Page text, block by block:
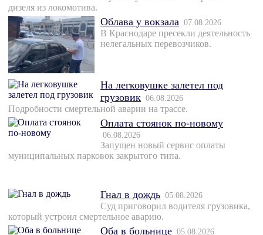
дизеля из локомотива.
Облава у вокзала 07.08.2026
В Краснодаре пресекли деятельность
нелегальных перевозчиков.
На легковушке залетел под
грузовик 06.08.2026
Подробности смертельной аварии на трассе.
Оплата стоянок по-новому
06.08.2026
Запущен новый сервис оплаты
муниципальных парковок закрытого типа.
Гнал в дождь 05.08.2026
Суд приговорил водителя грузовика,
который устроил смертельное аварию.
Оба в больнице 05.08.2026